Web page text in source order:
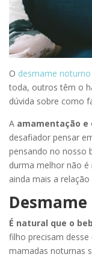
O desmame noturno
toda, outros têm o
dúvida sobre como
A amamentação
desafiador pensar
pensando no nosso
durma melhor não
ainda mais a
É natural que o
filho precisam
mamadas noturnas